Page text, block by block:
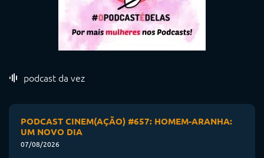
podcast da vez
PODCAST CINEM(AÇÃO) #657: HOMEM-ARANHA:
UM NOVO DIA
07/08/2026